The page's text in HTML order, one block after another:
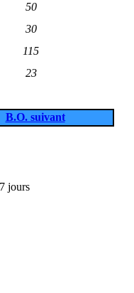
50
30
115
23
B.O. suivant
jours